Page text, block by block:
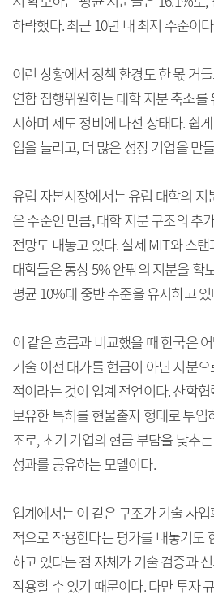
하락했다. 최근 10년 내 최저 수준이
이런 상황에서 정책 환경도 한 몫 거
연합 집행위원회는 대학 지분 축소
시하며 제도 정비에 나선 상태다. 쉽
입을 늘리고, 더 많은 성장 기업을 만
유럽 자본시장에서는 유럽 대학의
은 수준인 만큼, 대학 지분 구조의 추
전망도 내놓고 있다. 실제 MIT와 스
대학들은 통상 5% 안팎의 지분을 확
평균 10%대 중반 수준을 유지하고 있
이 같은 흐름과 비교했을 때 한국은
기술 이전 대가를 현금이 아닌 지분
적이라는 것이 업계 전언이다. 산학
보유한 특허를 현물출자 형태로 투입
조로, 초기 기업의 현금 부담을 낮추
성과를 공유하는 모델이다.
업계에서는 이 같은 구조가 기술 사
적으로 작용한다는 평가를 내놓기도
하고 있다는 점 자체가 기술 검증과
작용할 수 있기 때문이다. 다만 투자